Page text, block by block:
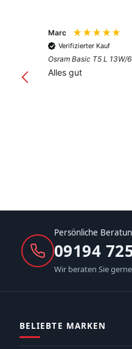
Marc
Verifizierter Kauf
Osram Basic T5 L 13W/
Alles gut
Persönliche
09194
Wir beraten Sie
BELIEBTE MARKEN